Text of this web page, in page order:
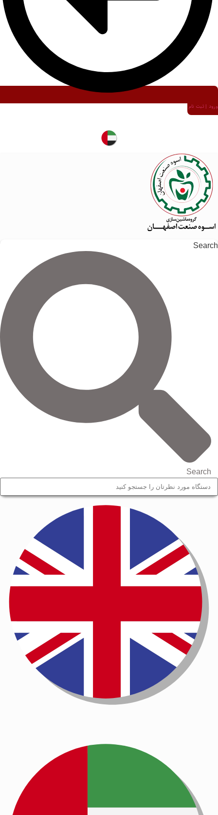
ورود | ثبت نام
Search
Search